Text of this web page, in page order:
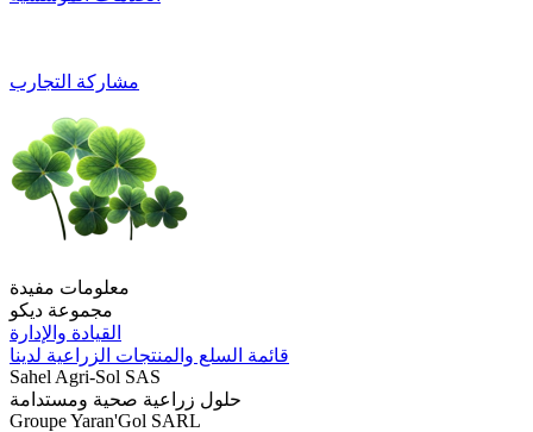
مشاركة التجارب
معلومات مفيدة
مجموعة ديكو
القيادة والإدارة
قائمة السلع والمنتجات الزراعية لدينا
Sahel Agri-Sol SAS
حلول زراعية صحية ومستدامة
Groupe Yaran'Gol SARL